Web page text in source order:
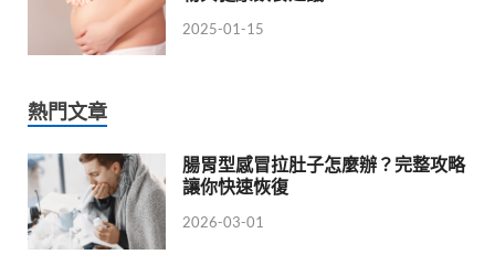
2025-01-15
熱門文章
腸胃型感冒拉肚子怎麼辦？完整攻略
讓你快速恢復
2026-03-01